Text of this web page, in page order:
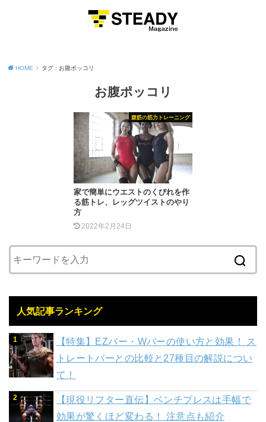
HOME タグ : お腹ポッコリ
お腹ポッコリ
腹筋の筋力トレーニング
家で簡単にウエストのくびれを作
る筋トレ、レッグツイストのやり
方
2022年2月24日
人気記事ランキング
【特集】EZバー・Wバーの使い方と効果！ ス
トレートバーとの比較と27種目の解説につい
て！
【現役リフター直伝】ベンチプレスは手幅で
効果が驚くほど変わる！ 注意点も紹介